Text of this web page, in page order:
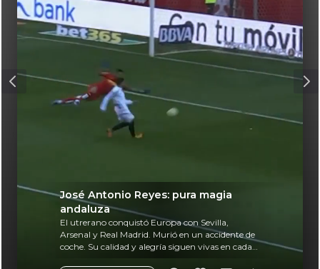
José Antonio Reyes: pura magia
andaluza
El utrerano conquistó Europa con Sevilla,
Arsenal y Real Madrid. Murió en un accidente de
coche. Su calidad y alegría siguen vivas en cada